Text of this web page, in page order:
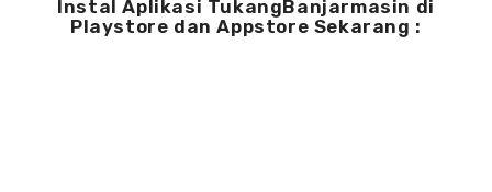
Instal Aplikasi TukangBanjarmasin di
Playstore dan Appstore Sekarang :